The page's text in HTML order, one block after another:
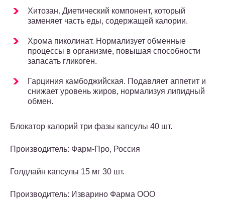
Хитозан. Диетический компонент, который
заменяет часть еды, содержащей калории.
Хрома пиколинат. Нормализует обменные
процессы в организме, повышая способности
запасать гликоген.
Гарциния камбоджийская. Подавляет аппетит и
снижает уровень жиров, нормализуя липидный
обмен.
Блокатор калорий три фазы капсулы 40 шт.
Производитель: Фарм-Про, Россия
Голдлайн капсулы 15 мг 30 шт.
Производитель: Изварино Фарма ООО